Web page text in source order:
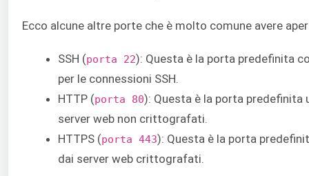
Ecco alcune altre porte che è molto comune avere
SSH (porta 22): Questa è la porta predefinita
per le connessioni SSH.
HTTP (porta 80): Questa è la porta predefinita
server web non crittografati.
HTTPS (porta 443): Questa è la porta
dai server web crittografati.